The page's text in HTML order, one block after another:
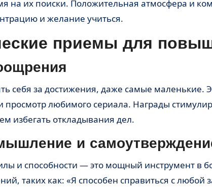
на их поиски. Положительная атмосфера и
и желание учиться.
приемы для
просмотр любимого сериала. Награды
избегать откладывания дел.
и
таких как: «Я способен справиться с любой